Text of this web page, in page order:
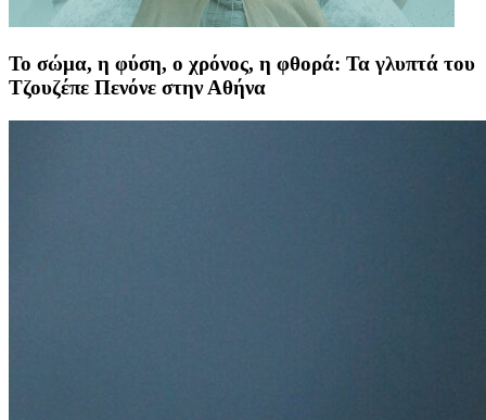
Το σώμα, η φύση, ο χρόνος, η φθορά: Τα γλυπτά του
Τζουζέπε Πενόνε στην Αθήνα